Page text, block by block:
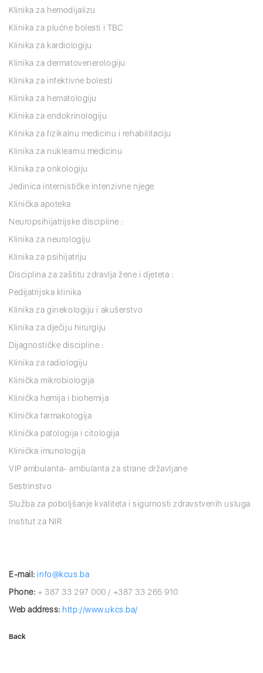
Klinika za hemodijalizu
Klinika za plućne bolesti i TBC
Klinika za kardiologiju
Klinika za dermatovenerologiju
Klinika za infektivne bolesti
Klinika za hematologiju
Klinika za endokrinologiju
Klinika za fizikalnu medicinu i rehabilitaciju
Klinika za nuklearnu medicinu
Klinika za onkologiju
Jedinica internističke intenzivne njege
Klinička apoteka
Neuropsihijatrijske discipline :
Klinika za neurologiju
Klinika za psihijatriju
Disciplina za zaštitu zdravlja žene i djeteta :
Pedijatrijska klinika
Klinika za ginekologiju i akušerstvo
Klinika za dječiju hirurgiju
Dijagnostičke discipline :
Klinika za radiologiju
Klinička mikrobiologija
Klinička hemija i biohemija
Klinička farmakologija
Klinička patologija i citologija
Klinička imunologija
VIP ambulanta- ambulanta za strane državljane
Sestrinstvo
Služba za poboljšanje kvaliteta i sigurnosti zdravstvenih usluga
Institut za NIR
E-mail: info@kcus.ba
Phone: + 387 33 297 000 / +387 33 265 910
Web address: http://www.ukcs.ba/
Back